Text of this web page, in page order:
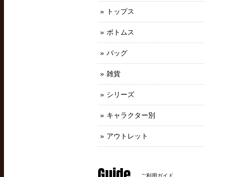
トップス
ボトムス
バッグ
雑貨
シリーズ
キャラクター別
アウトレット
ご利用ガイド